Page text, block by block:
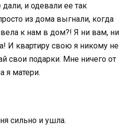
и одевали ее так
из дома выгнали, когда
к нам в дом?! Я ни вам, ни
И квартиру свою я никому не
свои подарки. Мне ничего от
я матери.
сильно и ушла.